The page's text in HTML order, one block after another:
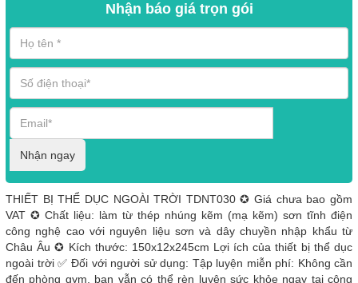
Nhận báo giá trọn gói
Nhận ngay
THIẾT BỊ THỂ DỤC NGOÀI TRỜI TDNT030 ✪ Giá chưa bao gồm
VAT ✪ Chất liệu: làm từ thép nhúng kẽm (mạ kẽm) sơn tĩnh điện
công nghệ cao với nguyên liệu sơn và dây chuyền nhập khẩu từ
Châu Âu ✪ Kích thước: 150x12x245cm Lợi ích của thiết bị thể dục
ngoài trời ✅ Đối với người sử dụng: Tập luyện miễn phí: Không cần
đến phòng gym, bạn vẫn có thể rèn luyện sức khỏe ngay tại công